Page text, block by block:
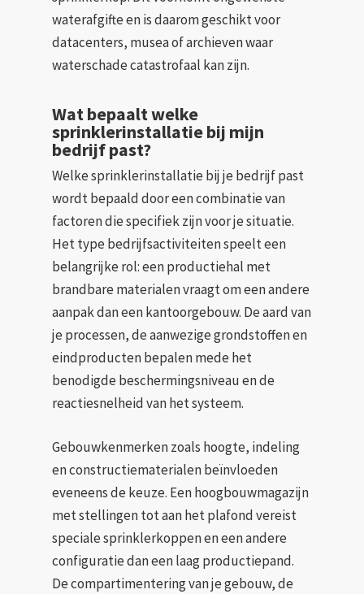
waterafgifte en is daarom geschikt voor
datacenters, musea of archieven waar
waterschade catastrofaal kan zijn.
Wat bepaalt welke
sprinklerinstallatie bij mijn
bedrijf past?
Welke sprinklerinstallatie bij je bedrijf past
wordt bepaald door een combinatie van
factoren die specifiek zijn voor je situatie.
Het type bedrijfsactiviteiten speelt een
belangrijke rol: een productiehal met
brandbare materialen vraagt om een andere
aanpak dan een kantoorgebouw. De aard van
je processen, de aanwezige grondstoffen en
eindproducten bepalen mede het
benodigde beschermingsniveau en de
reactiesnelheid van het systeem.
Gebouwkenmerken zoals hoogte, indeling
en constructiematerialen beïnvloeden
eveneens de keuze. Een hoogbouwmagazijn
met stellingen tot aan het plafond vereist
speciale sprinklerkoppen en een andere
configuratie dan een laag productiepand.
De compartimentering van je gebouw, de